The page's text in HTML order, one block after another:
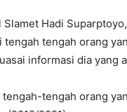
Hadi
tengah orang
informasi dia yang
tengah orang